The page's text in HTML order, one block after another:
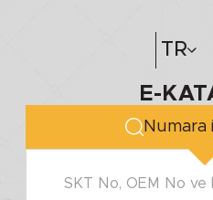
TR
Hakkımızda
E-
SKT No, OEM No
YUVA ÇAPI